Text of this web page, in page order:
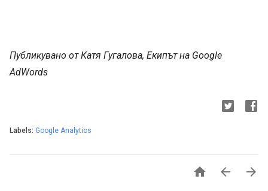
Публикувано от Катя Гугалова, Екипът на Google
AdWords
Labels: Google Analytics
  